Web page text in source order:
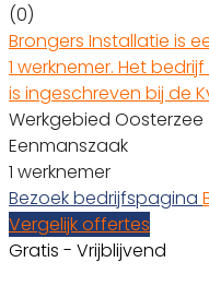
(0)
Brongers Installatie is
1 werknemer. Het
is ingeschreven bij de
Werkgebied Oosterzee
Eenmanszaak
1 werknemer
Bezoek bedrijfspagina
Vergelijk offertes
Gratis - Vrijblijvend